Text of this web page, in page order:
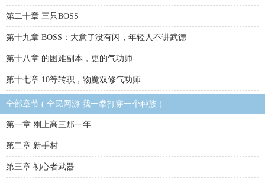
第二十章 三只BOSS
第十九章 BOSS：大意了没有闪，年轻人不讲武德
第十八章 的困难副本，更的气功师
第十七章 10等转职，物魔双修气功师
全部章节 ( 全民网游 我一拳打穿一个种族 )
第一章 刚上高三那一年
第二章 新手村
第三章 初心者武器